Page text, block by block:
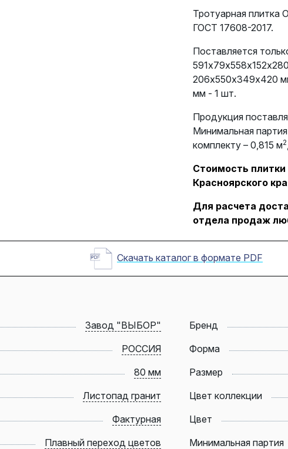
Тротуарная плитка
ГОСТ 17608-2017.
Поставляется
206х550х349х420
мм - 1 шт.
Продукция
Минимальная
комплекту – 0,815 м2
Стоимость
Красноярского
Для расчета
отдела продаж
Скачать каталог в формате PDF
Завод "ВЫБОР" Бренд
РОССИЯ Форма
80 мм Размер
Листопад гранит Цвет коллекции
Фактурная Цвет
Плавный переход цветов Минимальная партия